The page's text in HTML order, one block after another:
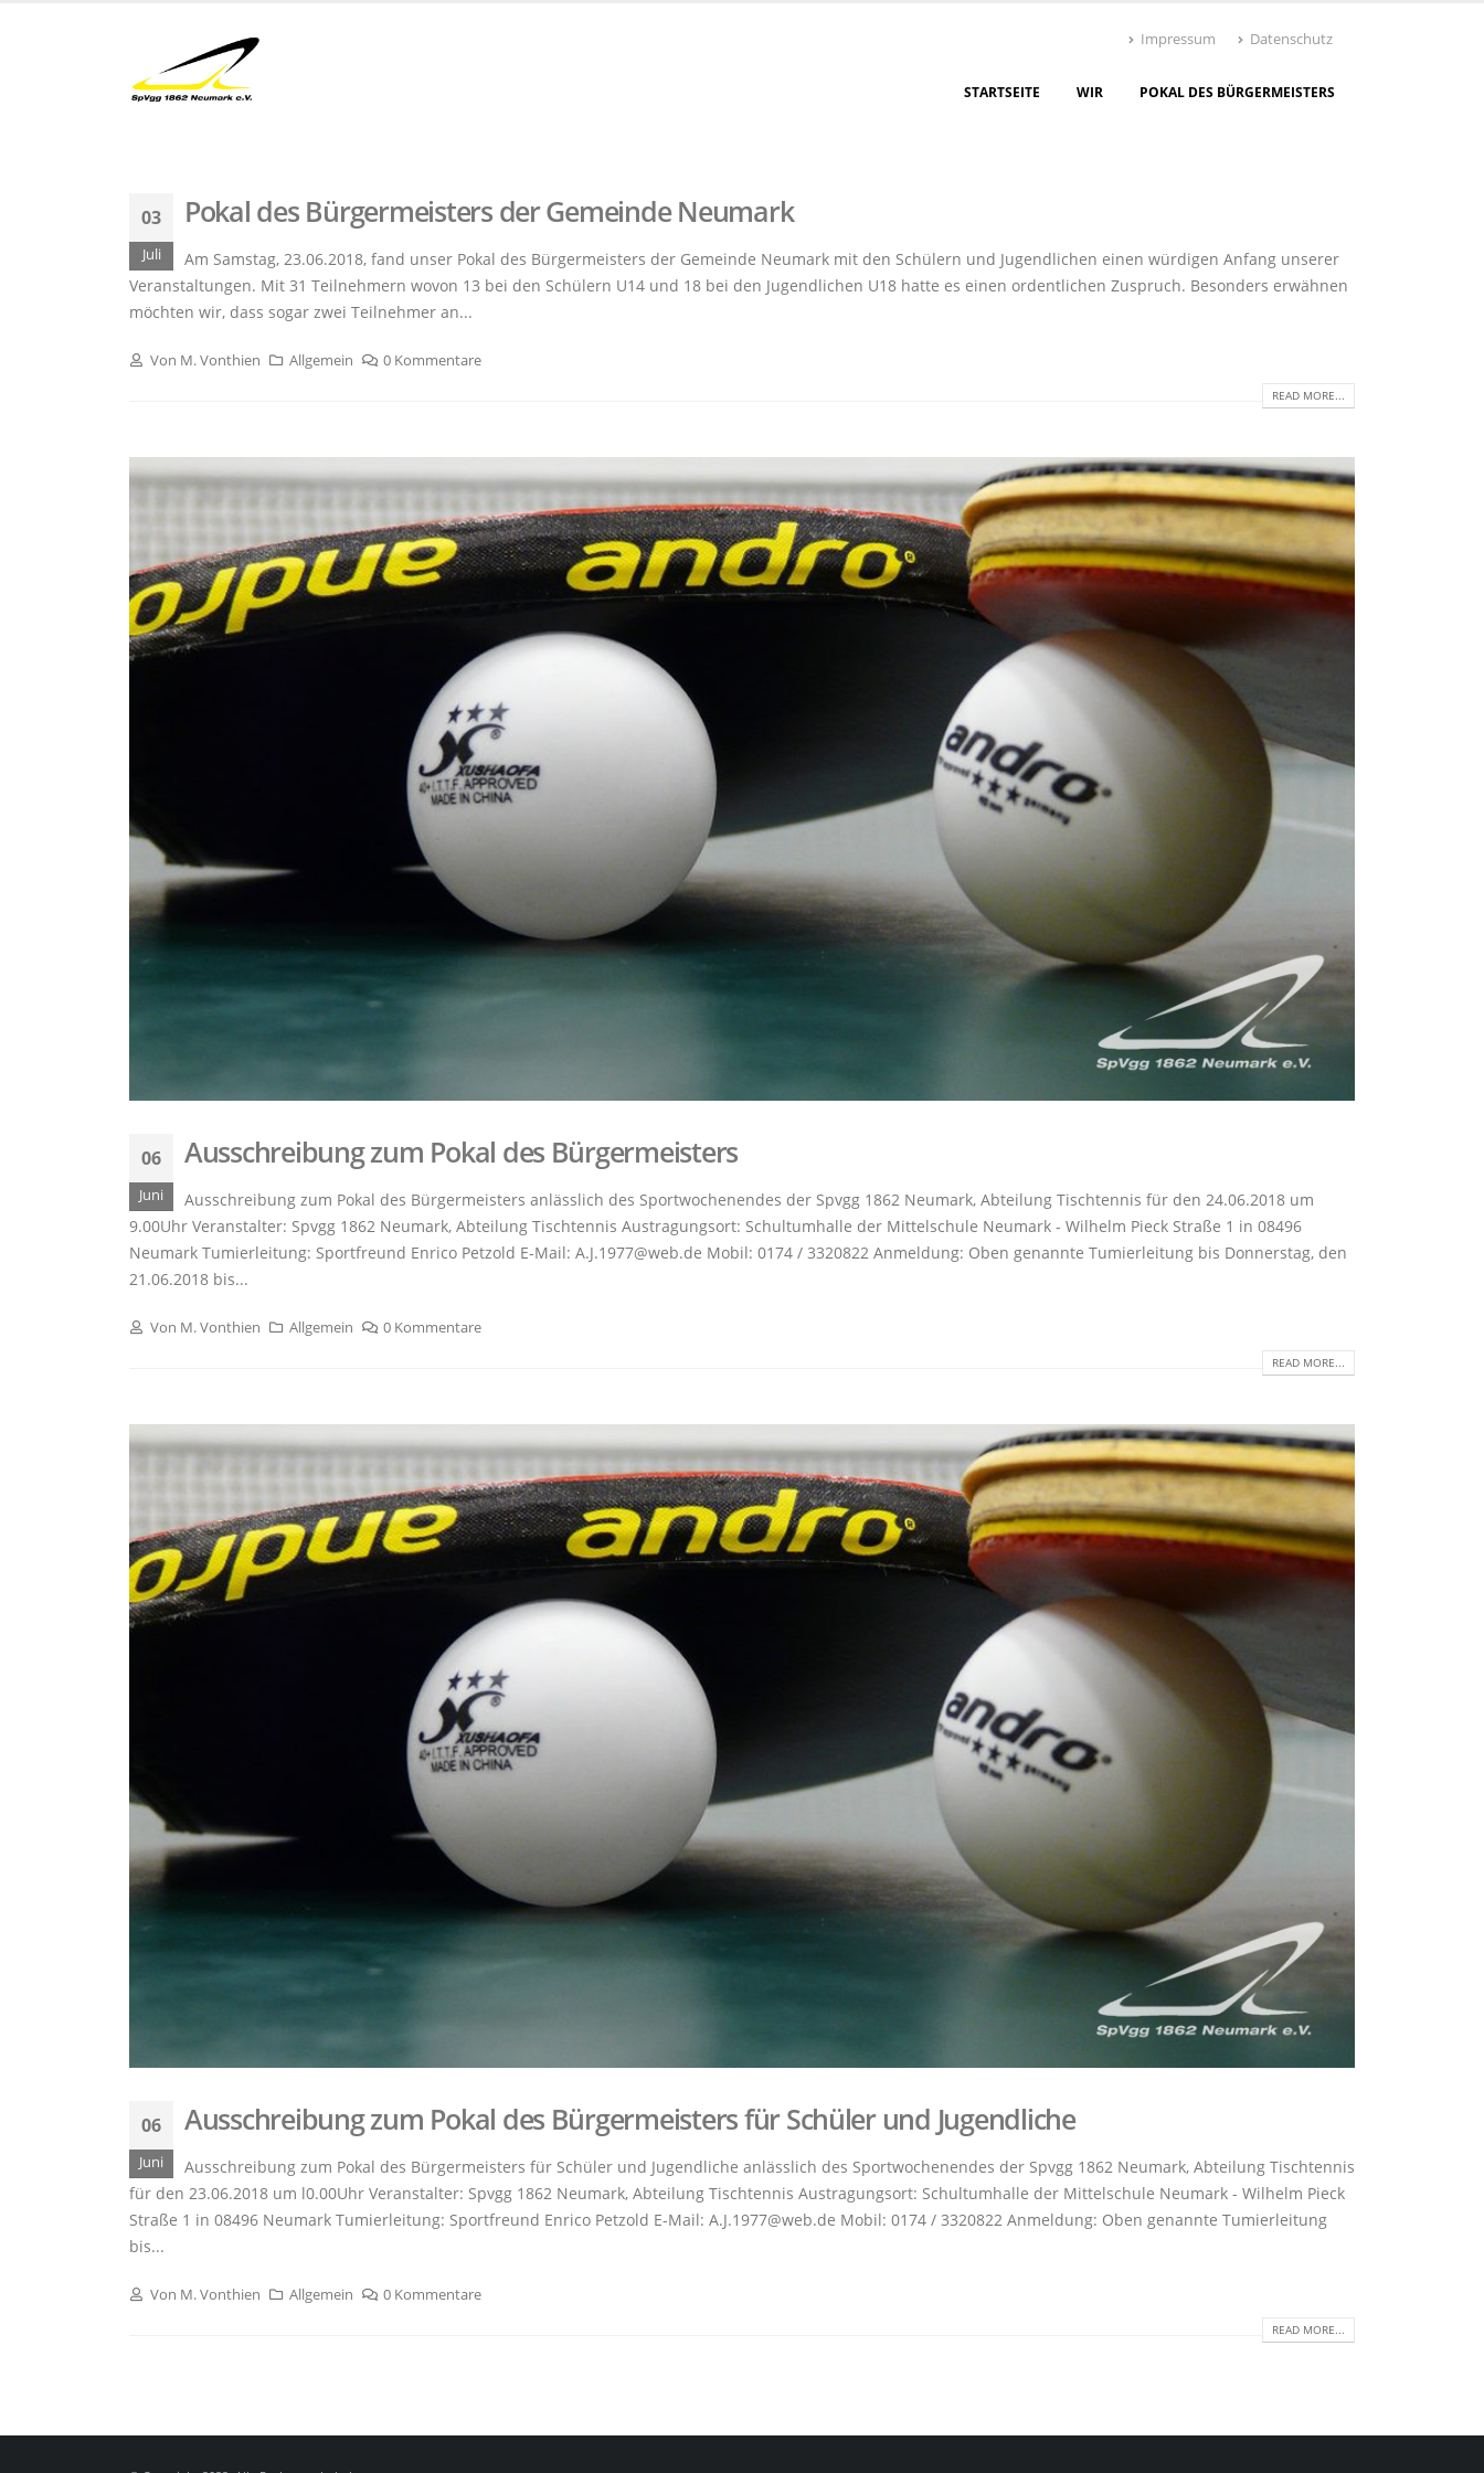
Impressum Datenschutz
STARTSEITE WIR POKAL DES BÜRGERMEISTERS
03
Juli
Pokal des Bürgermeisters der Gemeinde Neumark
Am Samstag, 23.06.2018, fand unser Pokal des Bürgermeisters der Gemeinde Neumark mit den Schülern und Jugendlichen einen würdigen Anfang unserer
Veranstaltungen. Mit 31 Teilnehmern wovon 13 bei den Schülern U14 und 18 bei den Jugendlichen U18 hatte es einen ordentlichen Zuspruch. Besonders erwähnen
möchten wir, dass sogar zwei Teilnehmer an...
Von M. Vonthien Allgemein 0 Kommentare
READ MORE...
06
Juni
Ausschreibung zum Pokal des Bürgermeisters
Ausschreibung zum Pokal des Bürgermeisters anlässlich des Sportwochenendes der Spvgg 1862 Neumark, Abteilung Tischtennis für den 24.06.2018 um
9.00Uhr Veranstalter: Spvgg 1862 Neumark, Abteilung Tischtennis Austragungsort: Schultumhalle der Mittelschule Neumark - Wilhelm Pieck Straße 1 in 08496
Neumark Tumierleitung: Sportfreund Enrico Petzold E-Mail: A.J.1977@web.de Mobil: 0174 / 3320822 Anmeldung: Oben genannte Tumierleitung bis Donnerstag, den
21.06.2018 bis...
Von M. Vonthien Allgemein 0 Kommentare
READ MORE...
06
Juni
Ausschreibung zum Pokal des Bürgermeisters für Schüler und Jugendliche
Ausschreibung zum Pokal des Bürgermeisters für Schüler und Jugendliche anlässlich des Sportwochenendes der Spvgg 1862 Neumark, Abteilung Tischtennis
für den 23.06.2018 um l0.00Uhr Veranstalter: Spvgg 1862 Neumark, Abteilung Tischtennis Austragungsort: Schultumhalle der Mittelschule Neumark - Wilhelm Pieck
Straße 1 in 08496 Neumark Tumierleitung: Sportfreund Enrico Petzold E-Mail: A.J.1977@web.de Mobil: 0174 / 3320822 Anmeldung: Oben genannte Tumierleitung
bis...
Von M. Vonthien Allgemein 0 Kommentare
READ MORE...